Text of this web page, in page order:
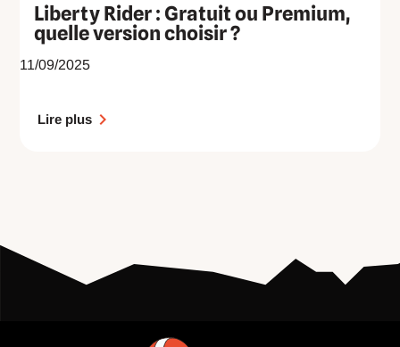
Liberty Rider : Gratuit ou Premium,
quelle version choisir ?
11/09/2025
Lire plus